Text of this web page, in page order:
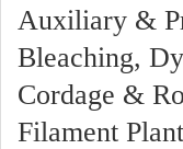
Auxiliary &
Bleaching,
Cordage &
Filament